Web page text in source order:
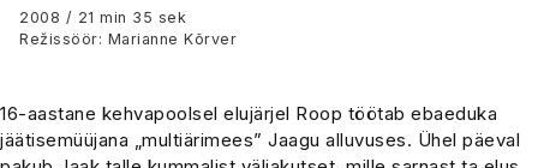
2008 / 21 min 35 sek
Režissöör: Marianne Kõrver
16-aastane kehvapoolsel elujärjel Roop töötab ebaeduka
jäätisemüüjana „multiärimees” Jaagu alluvuses. Ühel päeval